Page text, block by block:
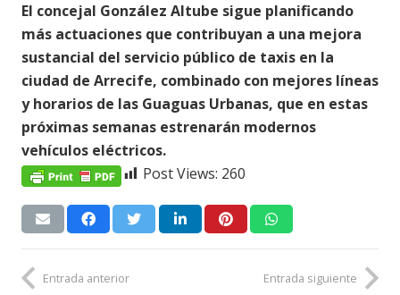
El concejal González Altube sigue planificando
más actuaciones que contribuyan a una mejora
sustancial del servicio público de taxis en la
ciudad de Arrecife, combinado con mejores líneas
y horarios de las Guaguas Urbanas, que en estas
próximas semanas estrenarán modernos
vehículos eléctricos.
Post Views: 260
Entrada anterior Entrada siguiente